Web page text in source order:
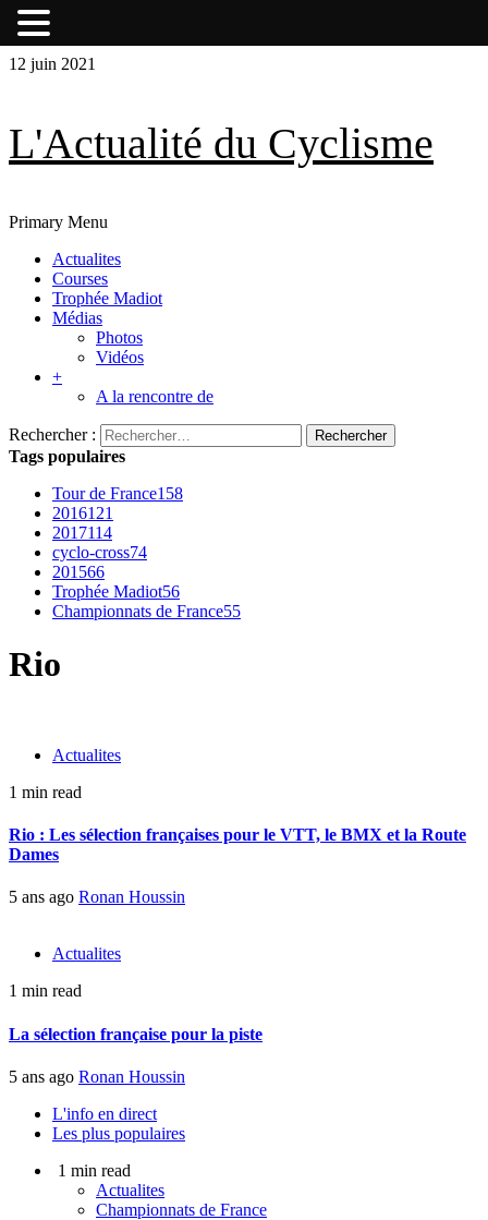
Skip
Skip
12 juin 2021
L'Actualité du Cyclisme
Primary Menu
Actualites
Courses
Trophée Madiot
Médias
Photos
Vidéos
+
A la rencontre de
Rechercher :
Tags populaires
Tour de France158
2016121
2017114
cyclo-cross74
201566
Trophée Madiot56
Championnats de France55
Rio
Actualites
1 min read
Rio : Les sélection françaises pour le VTT, le BMX et la Route
Dames
5 ans ago Ronan Houssin
Actualites
1 min read
La sélection française pour la piste
5 ans ago Ronan Houssin
L'info en direct
Les plus populaires
1 min read
Actualites
Championnats de France